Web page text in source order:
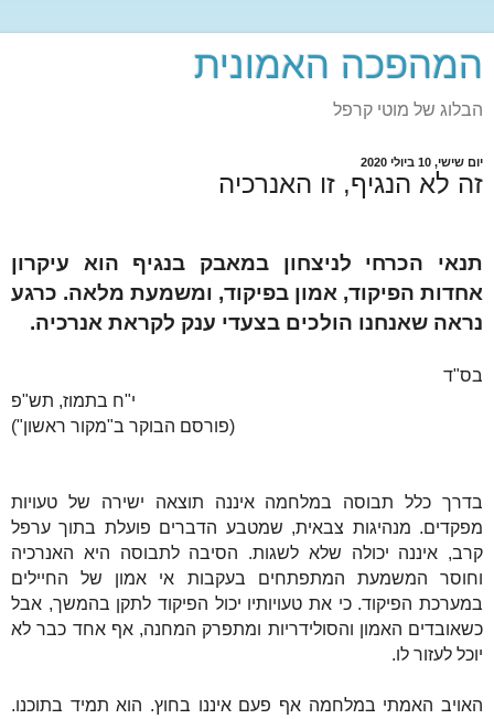
המהפכה האמונית
הבלוג של מוטי קרפל
יום שישי, 10 ביולי 2020
זה לא הנגיף, זו האנרכיה
תנאי הכרחי לניצחון במאבק בנגיף הוא עיקרון
אחדות הפיקוד, אמון בפיקוד, ומשמעת מלאה. כרגע
נראה שאנחנו הולכים בצעדי ענק לקראת אנרכיה.
בס"ד
י"ח בתמוז, תש"פ
(פורסם הבוקר ב"מקור ראשון")
בדרך כלל תבוסה במלחמה איננה תוצאה ישירה של טעויות
מפקדים. מנהיגות צבאית, שמטבע הדברים פועלת בתוך ערפל
קרב, איננה יכולה שלא לשגות. הסיבה לתבוסה היא האנרכיה
וחוסר המשמעת המתפתחים בעקבות אי אמון של החיילים
במערכת הפיקוד. כי את טעויותיו יכול הפיקוד לתקן בהמשך, אבל
כשאובדים האמון והסולידריות ומתפרק המחנה, אף אחד כבר לא
יוכל לעזור לו.
האויב האמתי במלחמה אף פעם איננו בחוץ. הוא תמיד בתוכנו.